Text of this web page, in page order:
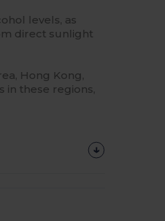
levels, as
direct sunlight
Hong Kong,
in these regions,